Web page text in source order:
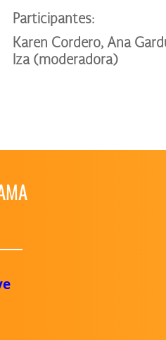
Participantes:
Karen Cordero, Ana
Iza (moderadora)